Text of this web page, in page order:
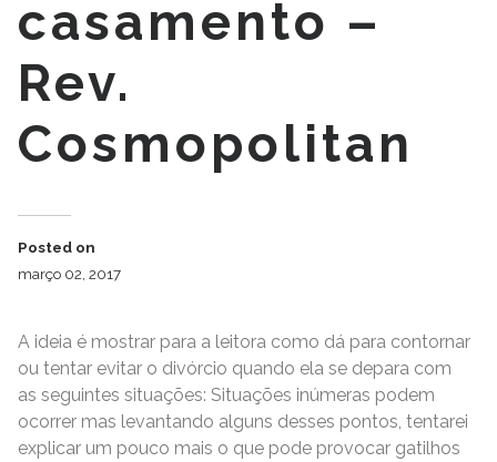
casamento –
Rev.
Cosmopolitan
Posted on
março 02, 2017
A ideia é mostrar para a leitora como dá para contornar
ou tentar evitar o divórcio quando ela se depara com
as seguintes situações: Situações inúmeras podem
ocorrer mas levantando alguns desses pontos, tentarei
explicar um pouco mais o que pode provocar gatilhos